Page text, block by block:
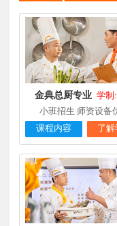
陈** 大厨精英专
谢** 西点店长班
曾** 厨师长研修
金典总厨专业 学制
小班招生 师资设备
课程内容
了解